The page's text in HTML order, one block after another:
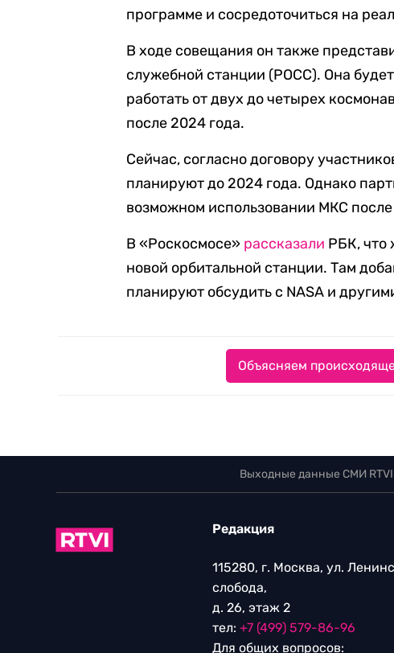
программе и сосредоточиться на
В ходе совещания он также
служебной станции (РОСС). Она
работать от двух до четырех
после 2024 года.
Сейчас, согласно договору
планируют до 2024 года. Однако
возможном использовании МКС
В «Роскосмосе» рассказали РБК, что
новой орбитальной станции. Там
планируют обсудить с NASA и
Объясняем
Выходные данные СМИ RTVI
Редакция
115280, г. Москва, ул.
слобода,
д. 26, этаж 2
тел: +7 (499) 579-86-96
Для общих вопросов: